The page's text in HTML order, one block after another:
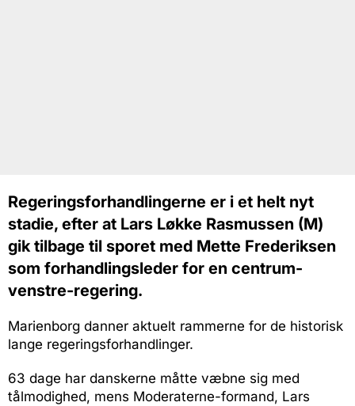
Regeringsforhandlingerne er i et helt nyt
stadie, efter at Lars Løkke Rasmussen (M)
gik tilbage til sporet med Mette Frederiksen
som forhandlingsleder for en centrum-
venstre-regering.
Marienborg danner aktuelt rammerne for de historisk
lange regeringsforhandlinger.
63 dage har danskerne måtte væbne sig med
tålmodighed, mens Moderaterne-formand, Lars